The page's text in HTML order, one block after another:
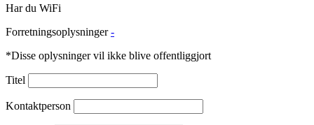
Har du WiFi
Forretningsoplysninger -
*Disse oplysninger vil ikke blive offentliggjort
Titel
Kontaktperson